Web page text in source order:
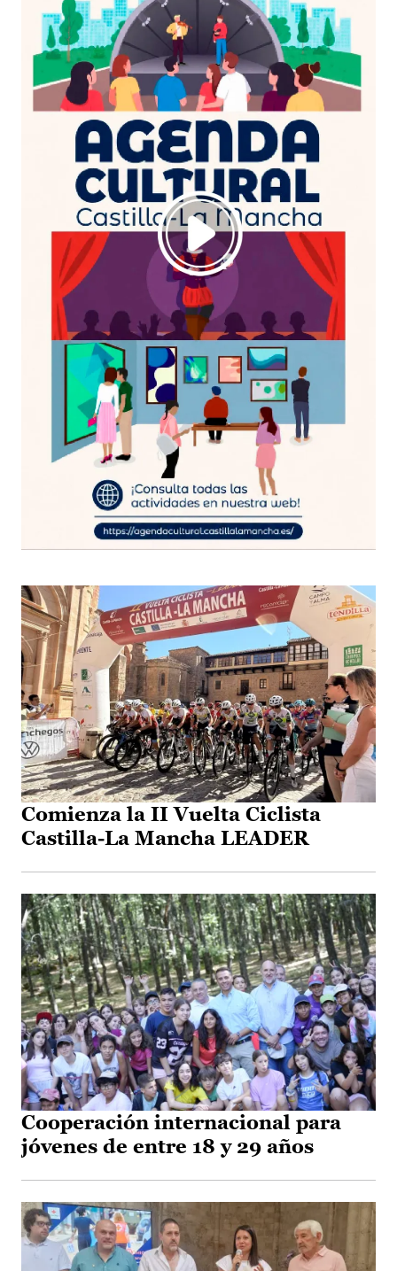
Comienza la II Vuelta Ciclista
Castilla-La Mancha LEADER
Cooperación internacional para
jóvenes de entre 18 y 29 años